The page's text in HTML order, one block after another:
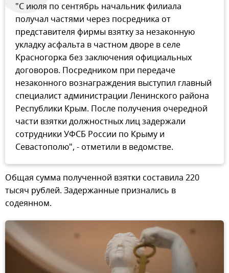
"С июля по сентябрь начальник филиала
получал частями через посредника от
представителя фирмы взятку за незаконную
укладку асфальта в частном дворе в селе
Красногорка без заключения официальных
договоров. Посредником при передаче
незаконного вознаграждения выступил главный
специалист администрации Ленинского района
Республики Крым. После получения очередной
части взятки должностных лиц задержали
сотрудники УФСБ России по Крыму и
Севастополю", - отметили в ведомстве.
Общая сумма полученной взятки составила 220
тысяч рублей. Задержанные признались в
содеянном.